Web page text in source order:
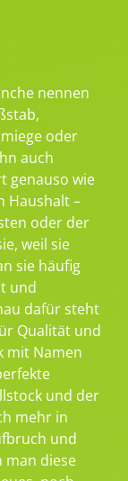
nennen
oder
auch
genauso wie
Haushalt –
oder der
weil sie
sie häufig
und
dafür steht
Qualität und
mit Namen
und der
mehr in
und
man diese